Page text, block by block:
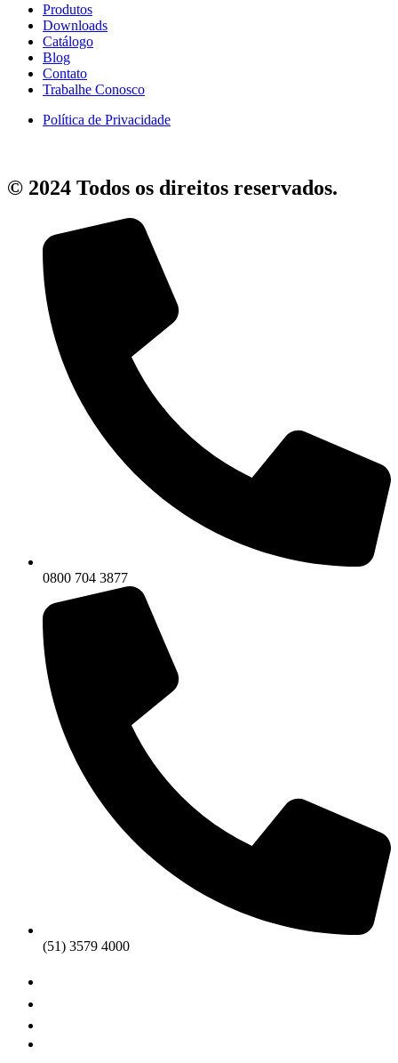
Produtos
Downloads
Catálogo
Blog
Contato
Trabalhe Conosco
Política de Privacidade
© 2024 Todos os direitos reservados.
0800 704 3877
(51) 3579 4000